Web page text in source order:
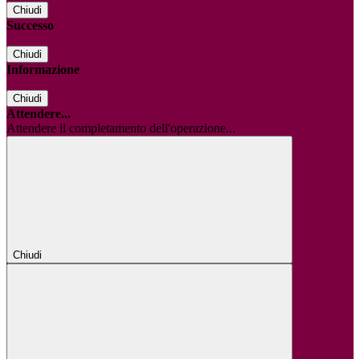
Chiudi
Successo
Chiudi
Informazione
Chiudi
Attendere...
Attendere il completamento dell'operazione...
Chiudi